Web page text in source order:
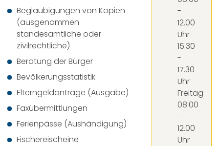
Beglaubigungen von Kopien
(ausgenommen
standesamtliche oder
zivilrechtliche)
Beratung der Bürger
Bevölkerungsstatistik
Elterngeldanträge (Ausgabe)
Faxübermittlungen
Ferienpässe (Aushändigung)
Fischereischeine
-
12.00
Uhr
15.30
-
17.30
Uhr
Freitag
08.00
-
12.00
Uhr